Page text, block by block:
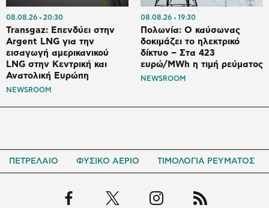
08.08.26 20:30
Transgaz: Επενδύει στην
Argent LNG για την
εισαγωγή αμερικανικού
LNG στην Κεντρική και
Ανατολική Ευρώπη
NEWSROOM
08.08.26 19:30
Πολωνία: Ο καύσωνας
δοκιμάζει το ηλεκτρικό
δίκτυο – Στα 423
ευρώ/MWh η τιμή ρεύματος
NEWSROOM
ΠΕΤΡΕΛΑΙΟ ΦΥΣΙΚΟ ΑΕΡΙΟ ΤΙΜΟΛΟΓΙΑ ΡΕΥΜΑΤΟΣ